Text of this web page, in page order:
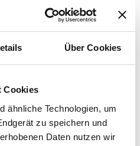
Über Cookies
Cookies
ähnliche Technologien, um
zu speichern und
Daten nutzen wir
den Richtlinien von
Society sowie PETA
zu den
hier: